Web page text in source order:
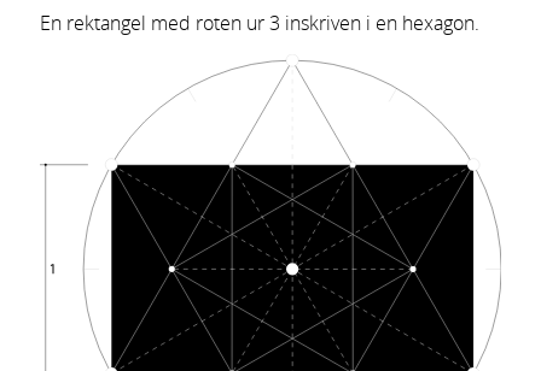
En rektangel med roten ur 3 inskriven i en hexagon.